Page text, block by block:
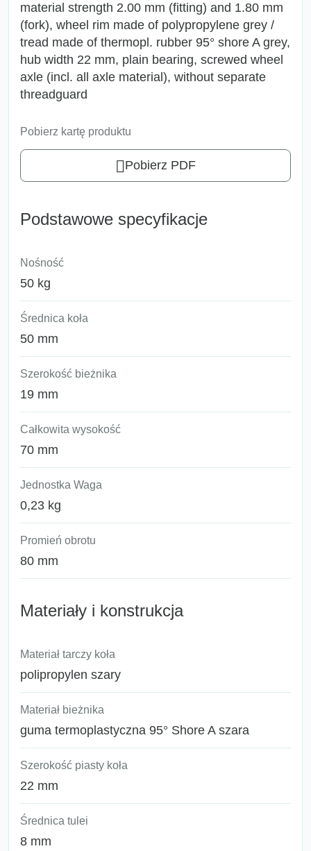
material strength 2.00 mm (fitting) and 1.80 mm
(fork), wheel rim made of polypropylene grey /
tread made of thermopl. rubber 95° shore A grey,
hub width 22 mm, plain bearing, screwed wheel
axle (incl. all axle material), without separate
threadguard
Pobierz kartę produktu
Pobierz PDF
Podstawowe specyfikacje
Nośność
50 kg
Średnica koła
50 mm
Szerokość bieżnika
19 mm
Całkowita wysokość
70 mm
Jednostka Waga
0,23 kg
Promień obrotu
80 mm
Materiały i konstrukcja
Materiał tarczy koła
polipropylen szary
Materiał bieżnika
guma termoplastyczna 95° Shore A szara
Szerokość piasty koła
22 mm
Średnica tulei
8 mm